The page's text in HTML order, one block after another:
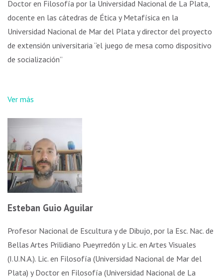
Doctor en Filosofía por la Universidad Nacional de La Plata,
docente en las cátedras de Ética y Metafísica en la
Universidad Nacional de Mar del Plata y director del proyecto
de extensión universitaria “el juego de mesa como dispositivo
de socialización”
Ver más
Esteban Guio Aguilar
Profesor Nacional de Escultura y de Dibujo, por la Esc. Nac. de
Bellas Artes Prilidiano Pueyrredón y Lic. en Artes Visuales
(I.U.N.A.). Lic. en Filosofía (Universidad Nacional de Mar del
Plata) y Doctor en Filosofía (Universidad Nacional de La